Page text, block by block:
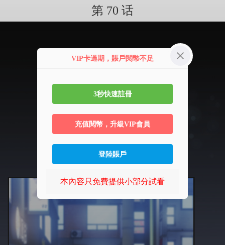
第 70 话
VIP卡過期，賬戶閱幣不足
3秒快速註冊
充值閱幣，升級VIP會員
登陸賬戶
本內容只免費提供小部分試看